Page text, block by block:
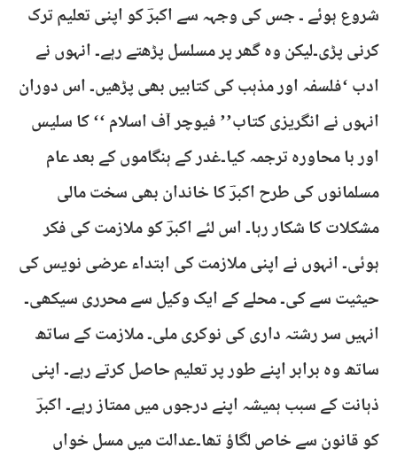
شروع ہوئے ۔ جس کی وجہہ سے اکبرؔ کو اپنی تعلیم ترک
کرنی پڑی۔لیکن وہ گھر پر مسلسل پڑھتے رہے۔ انہوں نے
ادب ‘فلسفہ اور مذہب کی کتابیں بھی پڑھیں۔ اس دوران
انہوں نے انگریزی کتاب’’ فیوچر آف اسلام ‘‘ کا سلیس
اور با محاورہ ترجمہ کیا۔غدر کے ہنگاموں کے بعد عام
مسلمانوں کی طرح اکبرؔ کا خاندان بھی سخت مالی
مشکلات کا شکار رہا۔ اس لئے اکبرؔ کو ملازمت کی فکر
ہوئی۔ انہوں نے اپنی ملازمت کی ابتداء عرضی نویس کی
حیثیت سے کی۔ محلے کے ایک وکیل سے محرری سیکھی۔
انہیں سر رشتہ داری کی نوکری ملی۔ ملازمت کے ساتھ
ساتھ وہ برابر اپنے طور پر تعلیم حاصل کرتے رہے۔ اپنی
ذہانت کے سبب ہمیشہ اپنے درجوں میں ممتاز رہے۔ اکبرؔ
کو قانون سے خاص لگاؤ تھا۔عدالت میں مسل خواں